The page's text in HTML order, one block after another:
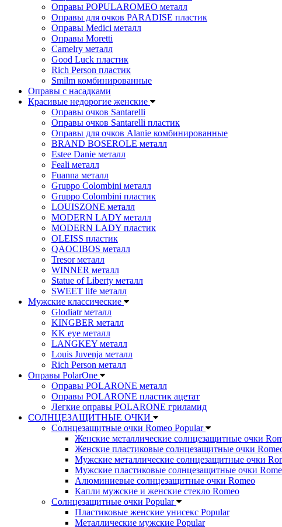
Оправы POPULAROMEO металл
Оправы для очков PARADISE пластик
Оправы Medici металл
Оправы Moretti
Camelry металл
Good Luck пластик
Rich Person пластик
Smilm комбинированные
Оправы с насадками
Красивые недорогие женские
Оправы очков Santarelli
Оправы очков Santarelli пластик
Оправы для очков Alanie комбинированные
BRAND BOSEROLE металл
Estee Danie металл
Feali металл
Fuanna металл
Gruppo Colombini металл
Gruppo Colombini пластик
LOUISZONE металл
MODERN LADY металл
MODERN LADY пластик
OLEISS пластик
QAOCIBOS металл
Tresor металл
WINNER металл
Statue of Liberty металл
SWEET life металл
Мужские классические
Glodiatr металл
KINGBER металл
KK eye металл
LANGKEY металл
Louis Juvenja металл
Rich Person металл
Оправы PolarOne
Оправы POLARONE металл
Оправы POLARONE пластик ацетат
Легкие оправы POLARONE гриламид
СОЛНЦЕЗАЩИТНЫЕ ОЧКИ
Солнцезащитные очки Romeo Popular
Женские металлические солнцезащитные очки
Женские пластиковые солнцезащитные очки
Мужские металлические солнцезащитные очки
Мужские пластиковые солнцезащитные очки
Алюминиевые солнцезащитные очки Romeo
Капли мужские и женские стекло Romeo
Солнцезащитные очки Popular
Пластиковые женские унисекс Popular
Металлические мужские Popular